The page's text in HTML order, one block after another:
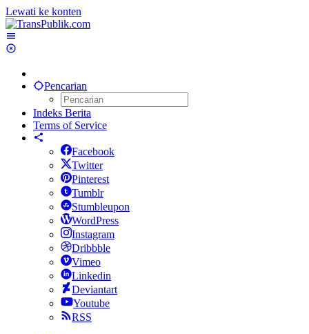
Lewati ke konten
Pencarian
Indeks Berita
Terms of Service
Facebook
Twitter
Pinterest
Tumblr
Stumbleupon
WordPress
Instagram
Dribbble
Vimeo
Linkedin
Deviantart
Youtube
RSS